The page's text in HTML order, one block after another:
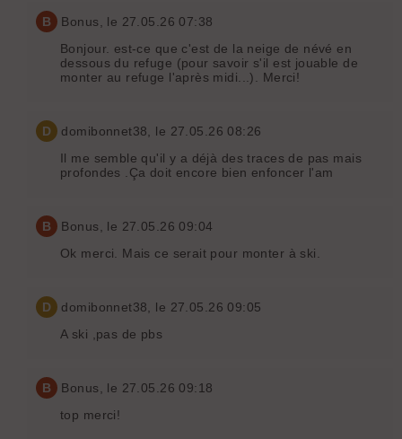
B Bonus , le 27.05.26 07:38
Bonjour. est-ce que c'est de la neige de névé en
dessous du refuge (pour savoir s'il est jouable de
monter au refuge l'après midi...). Merci!
D domibonnet38 , le 27.05.26 08:26
Il me semble qu'il y a déjà des traces de pas mais
profondes .Ça doit encore bien enfoncer l'am
B Bonus , le 27.05.26 09:04
Ok merci. Mais ce serait pour monter à ski.
D domibonnet38 , le 27.05.26 09:05
A ski ,pas de pbs
B Bonus , le 27.05.26 09:18
top merci!